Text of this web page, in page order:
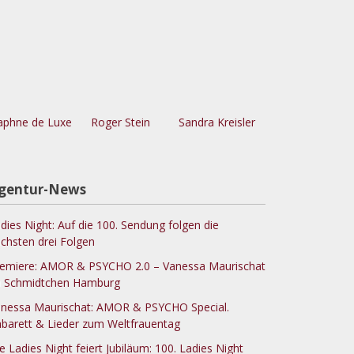
de Luxe Roger Stein Sandra Kreisler
News
Night: Auf die 100. Sendung folgen die
drei Folgen
AMOR & PSYCHO 2.0 – Vanessa Maurischat
Schmidtchen Hamburg
Maurischat: AMOR & PSYCHO Special.
& Lieder zum Weltfrauentag
Ladies Night feiert Jubiläum: 100. Ladies Night